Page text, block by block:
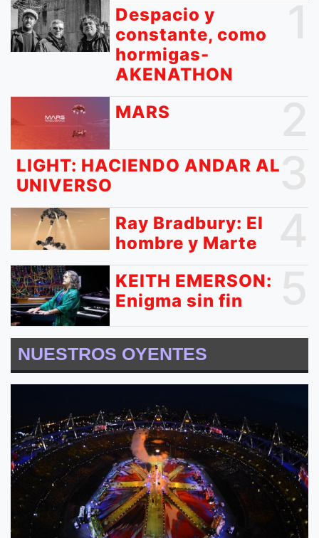
Despacio y
constante, como
hormigas-
AKENATHON
MARS
LIGHT: HACIENDO ANDAR AL
UNIVERSO
Ray Bradbury: El
hombre y Marte
KEITH EMERSON:
Enigma sin fin
NUESTROS OYENTES